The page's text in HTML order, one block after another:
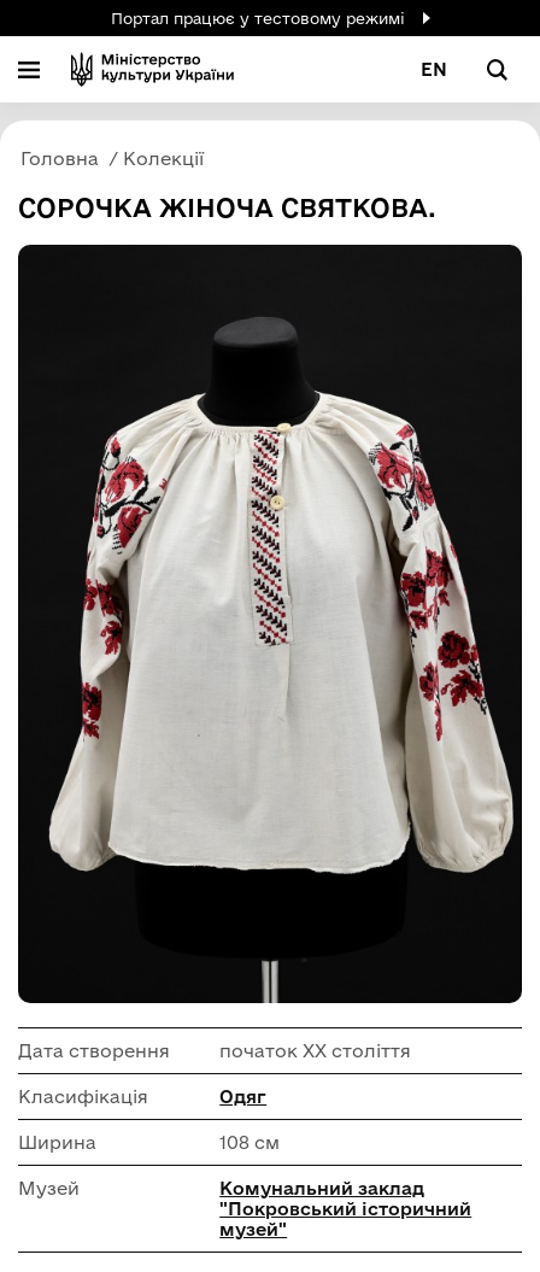
Портал працює у тестовому режимі
EN
Головна Колекції
СОРОЧКА ЖІНОЧА СВЯТКОВА.
Дата створення початок ХХ століття
Класифікація Одяг
Ширина 108 см
Музей
Комунальний заклад
"Покровський історичний
музей"